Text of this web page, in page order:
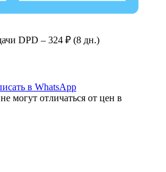
DPD – 324 ₽ (8 дн.)
в WhatsApp
могут отличаться от цен в